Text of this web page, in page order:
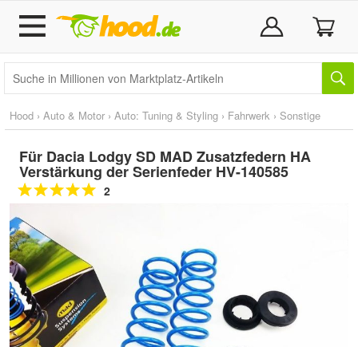
Hood › Auto & Motor › Auto: Tuning & Styling › Fahrwerk › Sonstige
Für Dacia Lodgy SD MAD Zusatzfedern HA
Verstärkung der Serienfeder HV-140585
2